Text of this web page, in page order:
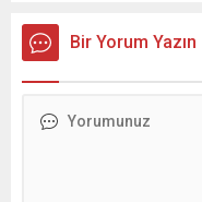
alsa da servetlerdeki artış
azalışlar sıralamayı
Bir Yorum Yazın